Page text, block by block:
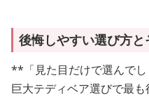
後悔しやすい選び方と
**「見た目だけで選んでし
巨大テディベア選びで最も